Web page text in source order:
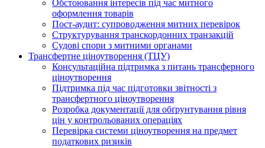
Обстоювання інтересів під час митного
оформлення товарів
Пост-аудит: супроводження митних перевірок
Структурування транскордонних транзакцій
Судові спори з митними органами
Трансфертне ціноутворення (ТЦУ)
Консультаційна підтримка з питань трансферного
ціноутворення
Підтримка під час підготовки звітності з
трансфертного ціноутворення
Розробка документації для обґрунтування рівня
цін у контрольованих операціях
Перевірка системи ціноутворення на предмет
податкових ризиків